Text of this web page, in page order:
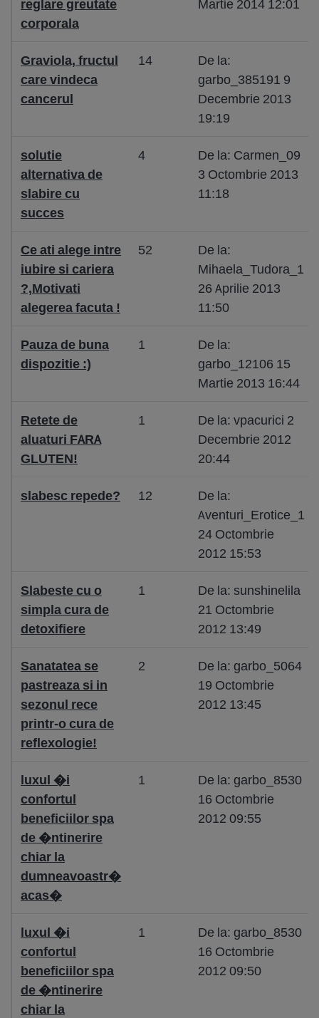
reglare greutate
corporala
Martie 2014 12:01
Graviola, fructul
care vindeca
cancerul
14
De la:
garbo_385191 9
Decembrie 2013
19:19
solutie
alternativa de
slabire cu
succes
4
De la: Carmen_09
3 Octombrie 2013
11:18
Ce ati alege intre
iubire si cariera
?,Motivati
alegerea facuta !
52
De la:
Mihaela_Tudora_1
26 Aprilie 2013
11:50
Pauza de buna
dispozitie :)
1
De la:
garbo_12106 15
Martie 2013 16:44
Retete de
aluaturi FARA
GLUTEN!
1
De la: vpacurici 2
Decembrie 2012
20:44
slabesc repede? 12
De la:
Aventuri_Erotice_1
24 Octombrie
2012 15:53
Slabeste cu o
simpla cura de
detoxifiere
1
De la: sunshinelila
21 Octombrie
2012 13:49
Sanatatea se
pastreaza si in
sezonul rece
printr-o cura de
reflexologie!
2
De la: garbo_5064
19 Octombrie
2012 13:45
luxul �i
confortul
beneficiilor spa
de �ntinerire
chiar la
dumneavoastr�
acas�
1
De la: garbo_8530
16 Octombrie
2012 09:55
luxul �i
confortul
beneficiilor spa
de �ntinerire
chiar la
1
De la: garbo_8530
16 Octombrie
2012 09:50